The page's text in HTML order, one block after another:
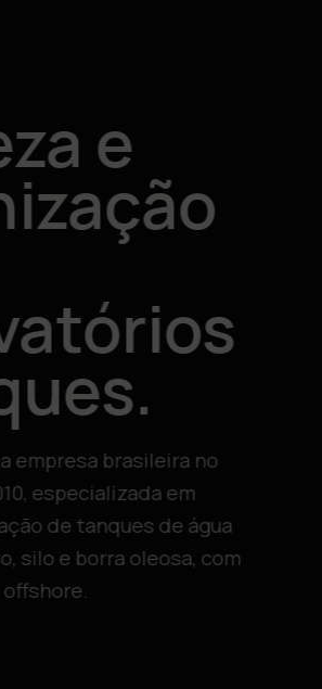
e
empresa brasileira no
especializada em
de tanques de água
silo e borra oleosa, com